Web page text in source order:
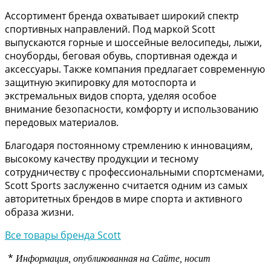
Ассортимент бренда охватывает широкий спектр
спортивных направлений. Под маркой Scott
выпускаются горные и шоссейные велосипеды, лыжи,
сноуборды, беговая обувь, спортивная одежда и
аксессуары. Также компания предлагает современную
защитную экипировку для мотоспорта и
экстремальных видов спорта, уделяя особое
внимание безопасности, комфорту и использованию
передовых материалов.
Благодаря постоянному стремлению к инновациям,
высокому качеству продукции и тесному
сотрудничеству с профессиональными спортсменами,
Scott Sports заслуженно считается одним из самых
авторитетных брендов в мире спорта и активного
образа жизни.
Все товары бренда Scott
* Информация, опубликованная на Сайте, носит